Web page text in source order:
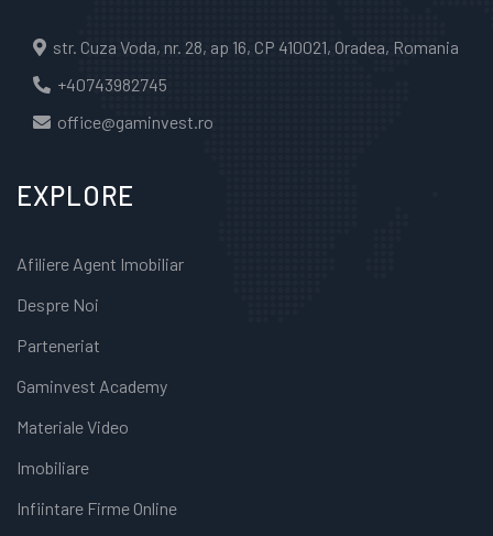
str. Cuza Voda, nr. 28, ap 16, CP 410021, Oradea, Romania
+40743982745
office@gaminvest.ro
EXPLORE
Afiliere Agent Imobiliar
Despre Noi
Parteneriat
Gaminvest Academy
Materiale Video
Imobiliare
Infiintare Firme Online